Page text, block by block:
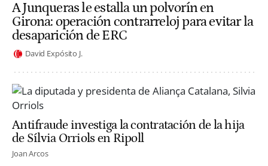
A Junqueras le estalla un polvorín en
Girona: operación contrarreloj para evitar la
desaparición de ERC
David Expósito J.
Antifraude investiga la contratación de la hija
de Sílvia Orriols en Ripoll
Joan Arcos